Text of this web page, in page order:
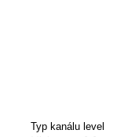
Typ kanálu level